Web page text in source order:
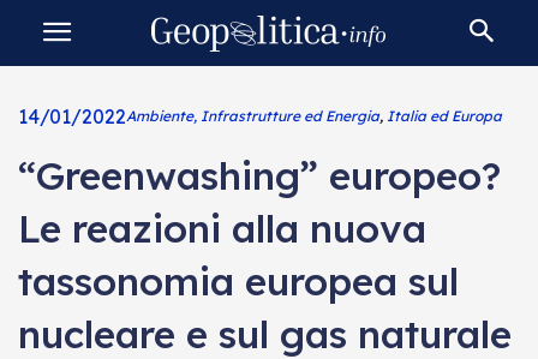
14/01/2022Ambiente, Infrastrutture ed Energia, Italia ed Europa
“Greenwashing” europeo?
Le reazioni alla nuova
tassonomia europea sul
nucleare e sul gas naturale